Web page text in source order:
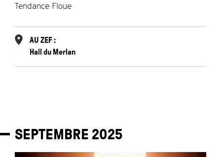
Tendance Floue
AU ZEF :
Hall du Merlan
SEPTEMBRE 2025